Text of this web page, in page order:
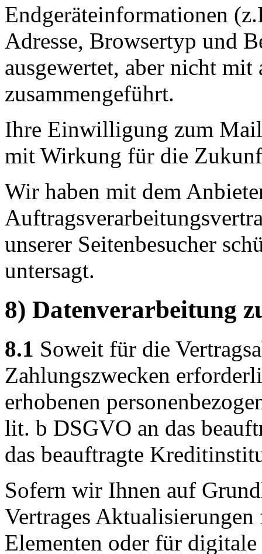
Endgeräteinformationen
Adresse, Browsertyp und
ausgewertet, aber nicht mit
zusammengeführt.
Ihre Einwilligung zum
mit Wirkung für die
Wir haben mit dem
unserer Seitenbesucher
untersagt.
8) Datenverarbeitung
8.1 Soweit für die
Zahlungszwecken
erhobenen
lit. b DSGVO an das
das beauftragte
Sofern wir Ihnen auf
Vertrages
Elementen oder für